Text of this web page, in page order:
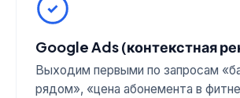
Google Ads (контекстная
Выходим первыми по запросам
рядом», «цена абонемента в